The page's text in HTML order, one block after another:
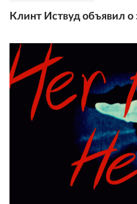
Клинт Иствуд объявил